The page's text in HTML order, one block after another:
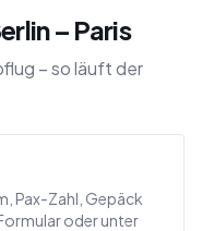
– Paris
– so läuft der
Pax-Zahl, Gepäck
oder unter